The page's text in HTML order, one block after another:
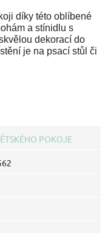
díky této oblíbené
a stínidlu s
dekorací do
je na psací stůl či
POKOJE